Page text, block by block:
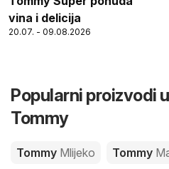
vina i delicija
20.07. - 09.08.2026
Popularni proizvodi
Tommy
Tommy Mlijeko Tommy